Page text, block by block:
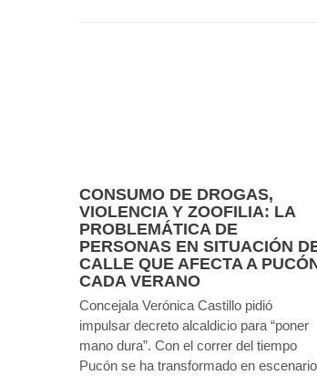
CONSUMO DE DROGAS,
VIOLENCIA Y ZOOFILIA: LA
PROBLEMÁTICA DE
PERSONAS EN SITUACIÓN
CALLE QUE AFECTA A
CADA VERANO
Concejala Verónica Castillo pidió
impulsar decreto alcaldicio para “poner
mano dura”. Con el correr del tiempo
Pucón se ha transformado en escenario